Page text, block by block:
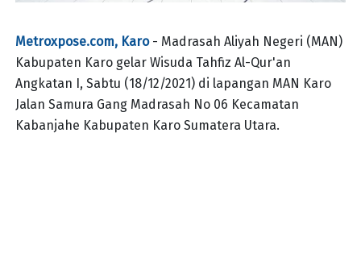
Metroxpose.com, Karo- Madrasah Aliyah Negeri (MAN)
Kabupaten Karo gelar Wisuda Tahfiz Al-Qur'an
Angkatan I, Sabtu (18/12/2021) di lapangan MAN Karo
Jalan Samura Gang Madrasah No 06 Kecamatan
Kabanjahe Kabupaten Karo Sumatera Utara.